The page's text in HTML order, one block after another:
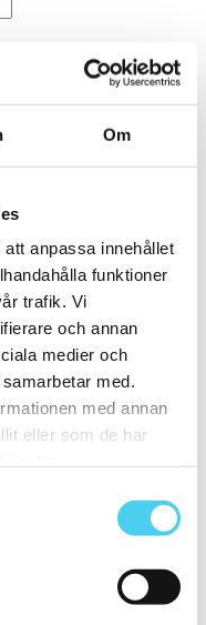
Om
anpassa innehållet
funktioner
trafik. Vi
och annan
medier och
med.
med annan
eller som de har
en kategori nedan
outlet hittar ni ett